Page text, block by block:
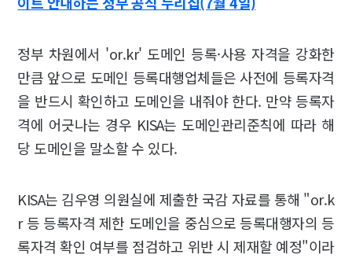
정부 차원에서 'or.kr' 도메인 등록·사용 자격을 강화한
만큼 앞으로 도메인 등록대행업체들은 사전에 등록자격
을 반드시 확인하고 도메인을 내줘야 한다. 만약 등록자
격에 어긋나는 경우 KISA는 도메인관리준칙에 따라 해
당 도메인을 말소할 수 있다.
KISA는 김우영 의원실에 제출한 국감 자료를 통해 "or.k
r 등 등록자격 제한 도메인을 중심으로 등록대행자의 등
록자격 확인 여부를 점검하고 위반 시 제재할 예정"이라